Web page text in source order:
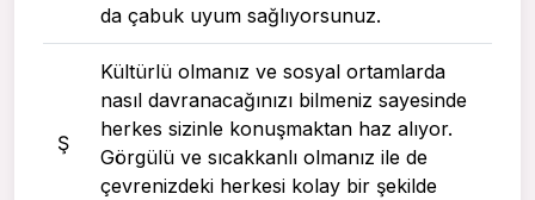
da çabuk uyum sağlıyorsunuz.
Ş
Kültürlü olmanız ve sosyal ortamlarda
nasıl davranacağınızı bilmeniz sayesinde
herkes sizinle konuşmaktan haz alıyor.
Görgülü ve sıcakkanlı olmanız ile de
çevrenizdeki herkesi kolay bir şekilde